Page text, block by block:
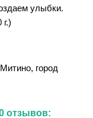
улыбки.
город
отзывов: